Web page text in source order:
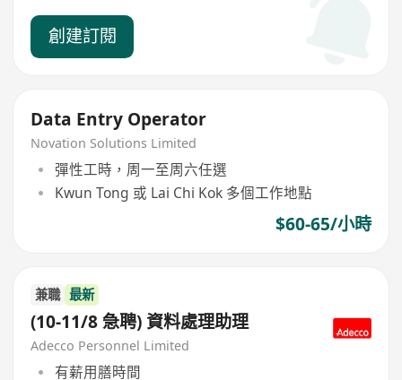
創建訂閱
Data Entry Operator
Novation Solutions Limited
彈性工時，周一至周六任選
Kwun Tong 或 Lai Chi Kok 多個工作地點
$60-65/小時
兼職 最新
(10-11/8 急聘) 資料處理助理
Adecco Personnel Limited
有薪用膳時間